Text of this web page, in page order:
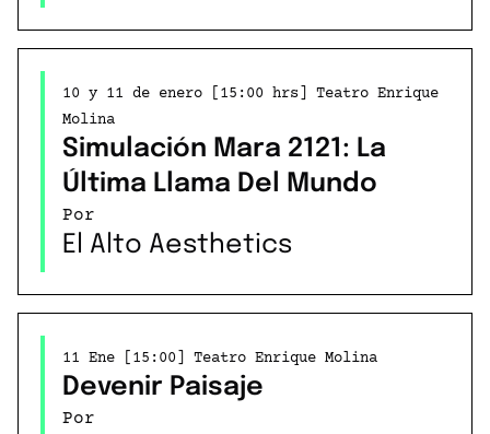
10 y 11 de enero [15:00 hrs] Teatro Enrique
Molina
Simulación Mara 2121: La
Última Llama Del Mundo
Por
El Alto Aesthetics
11 Ene [15:00] Teatro Enrique Molina
Devenir Paisaje
Por